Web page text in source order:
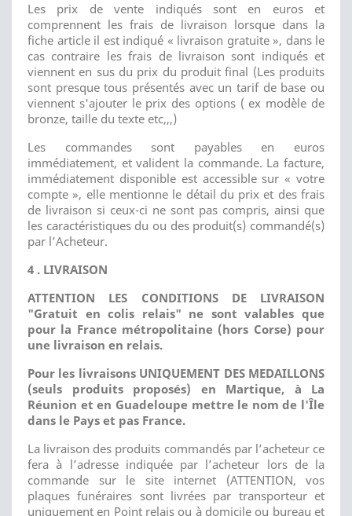
Les prix de vente indiqués sont en euros et
comprennent les frais de livraison lorsque dans la
fiche article il est indiqué « livraison gratuite », dans le
cas contraire les frais de livraison sont indiqués et
viennent en sus du prix du produit final (Les produits
sont presque tous présentés avec un tarif de base ou
viennent s'ajouter le prix des options ( ex modèle de
bronze, taille du texte etc,,,)
Les commandes sont payables en euros
immédiatement, et valident la commande. La facture,
immédiatement disponible est accessible sur « votre
compte », elle mentionne le détail du prix et des frais
de livraison si ceux-ci ne sont pas compris, ainsi que
les caractéristiques du ou des produit(s) commandé(s)
par l’Acheteur.
4 . LIVRAISON
ATTENTION LES CONDITIONS DE LIVRAISON
"Gratuit en colis relais" ne sont valables que
pour la France métropolitaine (hors Corse) pour
une livraison en relais.
Pour les livraisons UNIQUEMENT DES MEDAILLONS
(seuls produits proposés) en Martique, à La
Réunion et en Guadeloupe mettre le nom de l'Île
dans le Pays et pas France.
La livraison des produits commandés par l’acheteur ce
fera à l’adresse indiquée par l’acheteur lors de la
commande sur le site internet (ATTENTION, vos
plaques funéraires sont livrées par transporteur et
uniquement en Point relais ou à domicile ou bureau et